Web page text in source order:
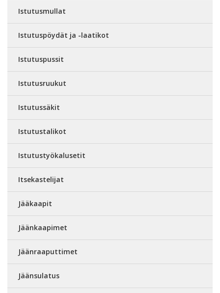
Istutusmullat
Istutuspöydät ja -laatikot
Istutuspussit
Istutusruukut
Istutussäkit
Istutustalikot
Istutustyökalusetit
Itsekastelijat
Jääkaapit
Jäänkaapimet
Jäänraaputtimet
Jäänsulatus